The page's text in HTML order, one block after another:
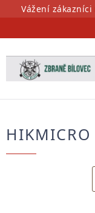
PřejítVážení
HIKMICRO